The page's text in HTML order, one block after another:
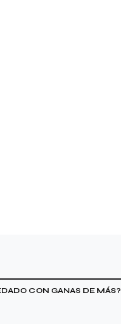
CON GANAS DE MÁS?